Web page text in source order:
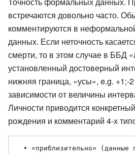
встречаются довольно часто.
комментируются в
данных. Если неточность
смерти, то в этом случае в ББД
установленный достоверный
нижняя граница, «усы», e.g. +1;-
зависимости от величины
Личности приводится
рождения и комментарий 4-х